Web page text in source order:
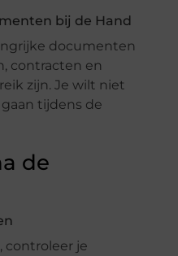
bij de Hand
documenten
contracten en
zijn. Je wilt niet
tijdens de
de
controleer je